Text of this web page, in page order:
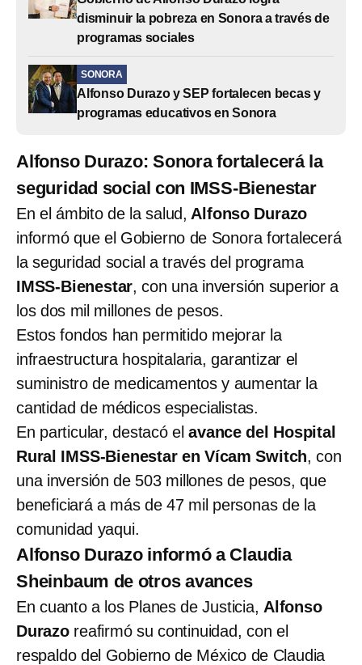
disminuir la pobreza en Sonora a través de
programas sociales
SONORA
Alfonso Durazo y SEP fortalecen becas y
programas educativos en Sonora
Alfonso Durazo: Sonora fortalecerá la
seguridad social con IMSS-Bienestar
En el ámbito de la salud, Alfonso Durazo
informó que el Gobierno de Sonora fortalecerá
la seguridad social a través del programa
IMSS-Bienestar, con una inversión superior a
los dos mil millones de pesos.
Estos fondos han permitido mejorar la
infraestructura hospitalaria, garantizar el
suministro de medicamentos y aumentar la
cantidad de médicos especialistas.
En particular, destacó elavance del Hospital
Rural IMSS-Bienestar en Vícam Switch, con
una inversión de 503 millones de pesos, que
beneficiará a más de 47 mil personas de la
comunidad yaqui.
Alfonso Durazo informó a Claudia
Sheinbaum de otros avances
En cuanto a los Planes de Justicia, Alfonso
Durazoreafirmó su continuidad, con el
respaldo del Gobierno de México de Claudia